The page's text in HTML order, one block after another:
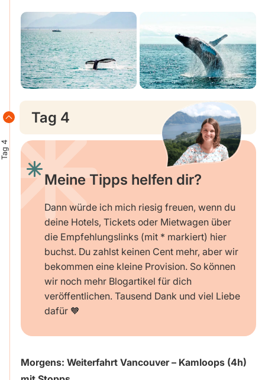
Tag 4
Tag 4
Meine Tipps helfen dir?
Dann würde ich mich riesig freuen, wenn du
deine Hotels, Tickets oder Mietwagen über
die Empfehlungslinks (mit * markiert) hier
buchst. Du zahlst keinen Cent mehr, aber wir
bekommen eine kleine Provision. So können
wir noch mehr Blogartikel für dich
veröffentlichen. Tausend Dank und viel Liebe
dafür 🧡
Morgens: Weiterfahrt Vancouver – Kamloops (4h)